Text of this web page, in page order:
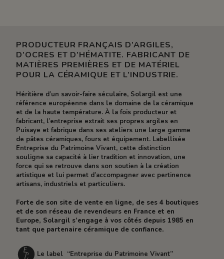
PRODUCTEUR FRANÇAIS D’ARGILES,
D’OCRES ET D’HÉMATITE. FABRICANT DE
MATIÈRES PREMIÈRES ET DE MATÉRIEL
POUR LA CÉRAMIQUE ET L’INDUSTRIE.
Héritière d’un savoir-faire séculaire, Solargil est une
référence européenne dans le domaine de la céramique
et de la haute température. À la fois producteur et
fabricant, l’entreprise extrait ses propres argiles en
Puisaye et fabrique dans ses ateliers une large gamme
de pâtes céramiques, fours et équipement. Labellisée
Entreprise du Patrimoine Vivant, cette distinction
souligne sa capacité à lier tradition et innovation, une
force qui se retrouve dans son soutien à la création
artistique et lui permet d’accompagner avec pertinence
artisans, industriels et particuliers.
Forte de son site de vente en ligne, de ses 4 boutiques
et de son réseau de revendeurs en France et en
Europe, Solargil s’engage à vos côtés depuis 1985 en
tant que partenaire céramique de confiance.
Le label “Entreprise du Patrimoine Vivant”